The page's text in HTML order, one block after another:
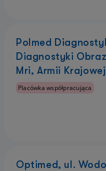
Polmed
Diagnostyki
Mri, Armii
Placówka współpracująca
Optimed, ul.